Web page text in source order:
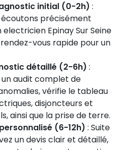
initial (0-2h) :
précisément
Epinay Sur Seine
vous rapide pour un
détaillé (2-6h) :
audit complet de
vérifie le tableau
disjoncteurs et
ainsi que la prise de terre.
(6-12h) : Suite
un devis clair et détaillé,